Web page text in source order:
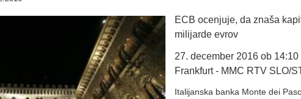
ECB ocenjuje, da znaša
milijarde evrov
27. december 2016 ob 14:10
Frankfurt - MMC RTV SLO/
Italijanska banka Monte dei